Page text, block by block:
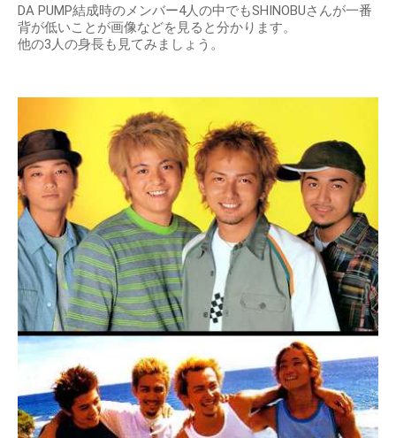
DA PUMP結成時のメンバー4人の中でもSHINOBUさんが一番
背が低いことが画像などを見ると分かります。
他の3人の身長も見てみましょう。